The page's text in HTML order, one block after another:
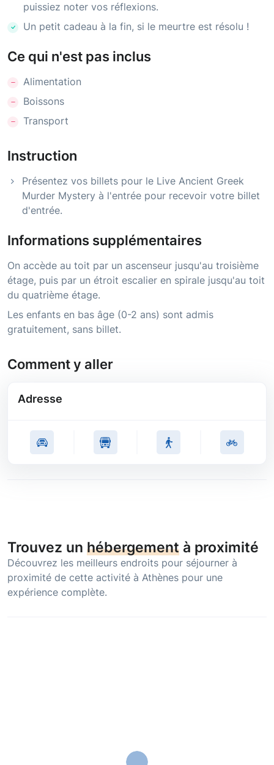
puissiez noter vos réflexions.
Un petit cadeau à la fin, si le meurtre est résolu !
Ce qui n'est pas inclus
Alimentation
Boissons
Transport
Instruction
Présentez vos billets pour le Live Ancient Greek
Murder Mystery à l'entrée pour recevoir votre billet
d'entrée.
Informations supplémentaires
On accède au toit par un ascenseur jusqu'au troisième
étage, puis par un étroit escalier en spirale jusqu'au toit
du quatrième étage.
Les enfants en bas âge (0-2 ans) sont admis
gratuitement, sans billet.
Comment y aller
Adresse
Trouvez un hébergement à proximité
Découvrez les meilleurs endroits pour séjourner à
proximité de cette activité à Athènes pour une
expérience complète.